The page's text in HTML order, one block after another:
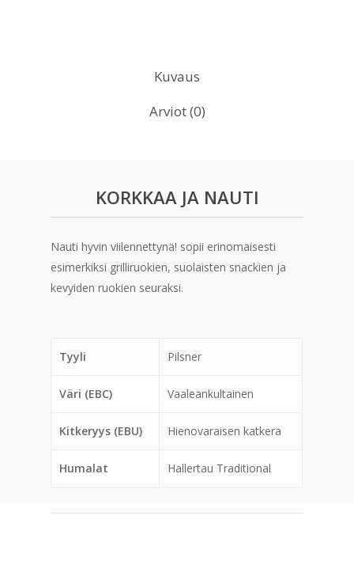
Kuvaus
Arviot (0)
KORKKAA JA NAUTI
Nauti hyvin viilennettynä! sopii erinomaisesti
esimerkiksi grilliruokien, suolaisten snackien ja
kevyiden ruokien seuraksi.
Tyyli Pilsner
Väri (EBC) Vaaleankultainen
Kitkeryys (EBU) Hienovaraisen katkera
Humalat Hallertau Traditional